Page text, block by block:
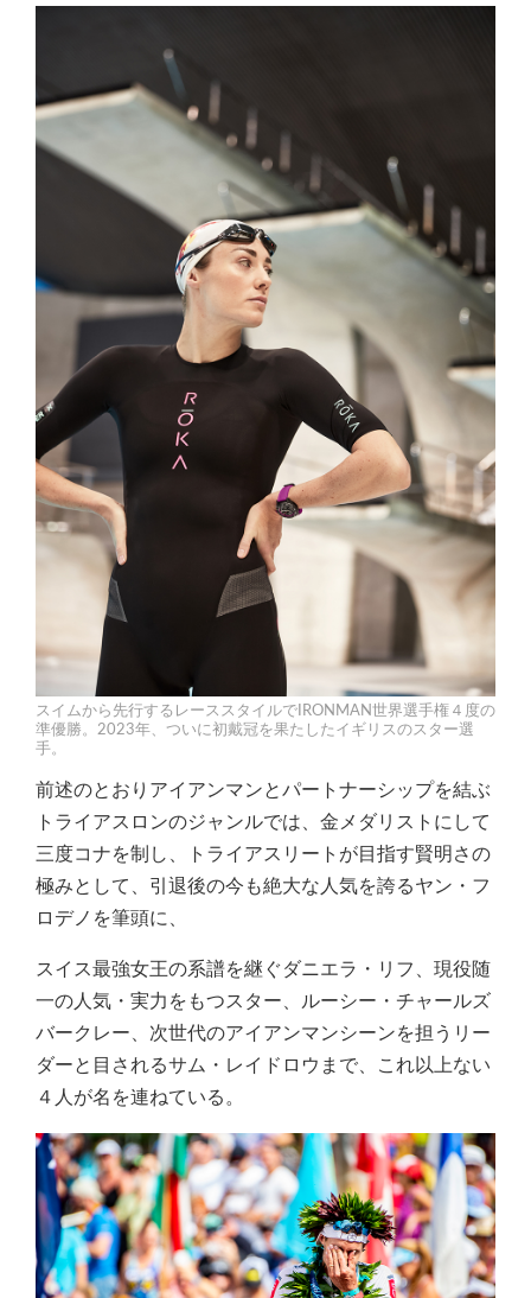
スイムから先行するレーススタイルでIRONMAN世界選手権４度の
準優勝。2023年、ついに初戴冠を果たしたイギリスのスター選
手。
前述のとおりアイアンマンとパートナーシップを結ぶ
トライアスロンのジャンルでは、金メダリストにして
三度コナを制し、トライアスリートが目指す賢明さの
極みとして、引退後の今も絶大な人気を誇るヤン・フ
ロデノを筆頭に、
スイス最強女王の系譜を継ぐダニエラ・リフ、現役随
一の人気・実力をもつスター、ルーシー・チャールズ
バークレー、次世代のアイアンマンシーンを担うリー
ダーと目されるサム・レイドロウまで、これ以上ない
４人が名を連ねている。